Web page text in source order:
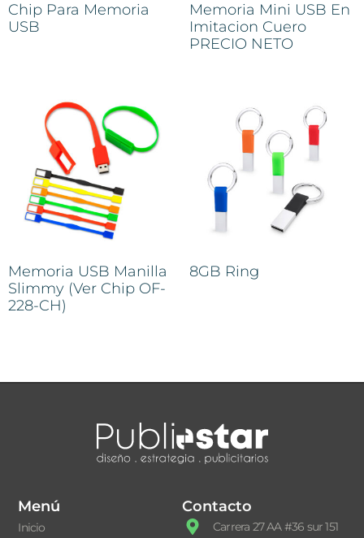
Chip Para Memoria
USB
Memoria Mini USB En
Imitacion Cuero
PRECIO NETO
Memoria USB Manilla
Slimmy (Ver Chip OF-
228-CH)
8GB Ring
Menú
Inicio
Contacto
Carrera 27 AA #36 sur 151